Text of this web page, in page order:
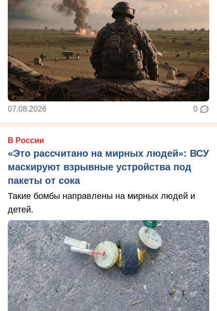
07.08.2026 0
В России
«Это рассчитано на мирных людей»: ВСУ
маскируют взрывные устройства под
пакеты от сока
Такие бомбы направлены на мирных людей и
детей.